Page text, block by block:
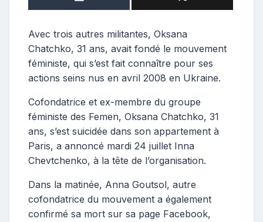
Avec trois autres militantes, Oksana
Chatchko, 31 ans, avait fondé le mouvement
féministe, qui s’est fait connaître pour ses
actions seins nus en avril 2008 en Ukraine.
Cofondatrice et ex-membre du groupe
féministe des Femen, Oksana Chatchko, 31
ans, s’est suicidée dans son appartement à
Paris, a annoncé mardi 24 juillet Inna
Chevtchenko, à la tête de l’organisation.
Dans la matinée, Anna Goutsol, autre
cofondatrice du mouvement a également
confirmé sa mort sur sa page Facebook,